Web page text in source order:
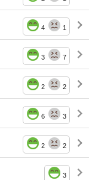
4 1
3 7
2 2
6 3
2 2
3